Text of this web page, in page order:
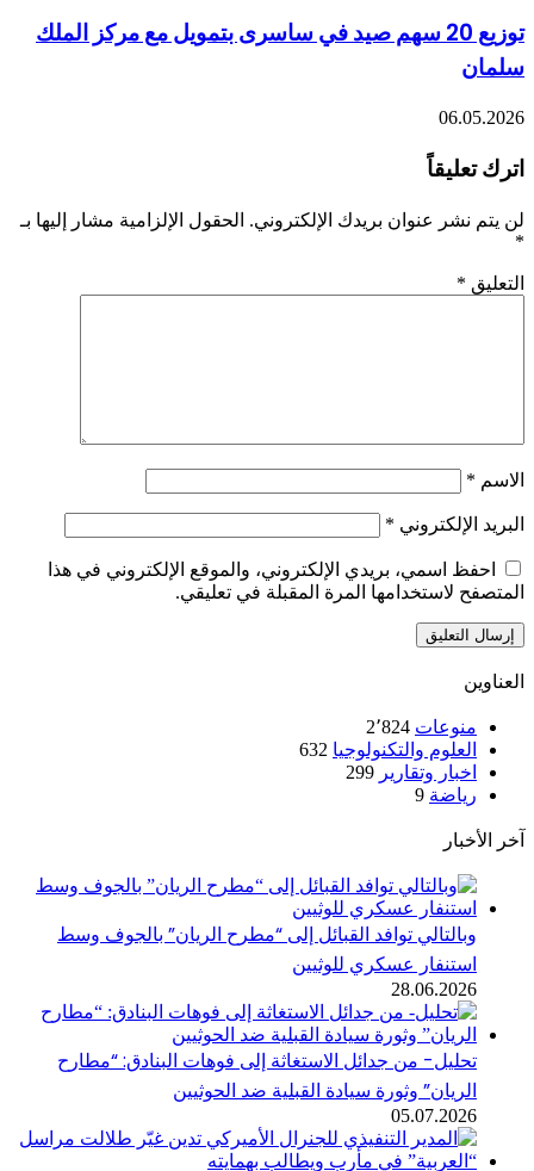
توزيع 20 سهم صيد في ساسرى بتمويل مع مركز الملك
عنوان بريدك الإلكتروني. الحقول الإلزامية مشار إليها بـ
*
*
اسمي، بريدي الإلكتروني، والموقع الإلكتروني في هذا
لاستخدامها المرة المقبلة في تعليقي.
2٬824
والتكنولوجيا 632
وتقارير 299
9
توافد القبائل إلى “مطرح الريان” بالجوف وسط
عسكري للوثيين
من جدائل الاستغاثة إلى فوهات البنادق: “مطارح
وثورة سيادة القبلية ضد الحوثيين